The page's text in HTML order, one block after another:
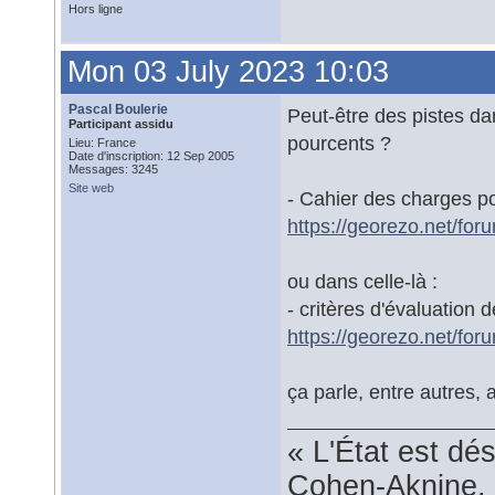
Hors ligne
Mon 03 July 2023 10:03
Pascal Boulerie
Participant assidu
Lieu: France
Date d'inscription: 12 Sep 2005
Messages: 3245
Site web
Peut-être des pistes
pourcents ?
- Cahier des charges
https://georezo.net/
ou dans celle-là :
- critères d'évaluation
https://georezo.net/
ça parle, entre autres,
« L'État est
Cohen-